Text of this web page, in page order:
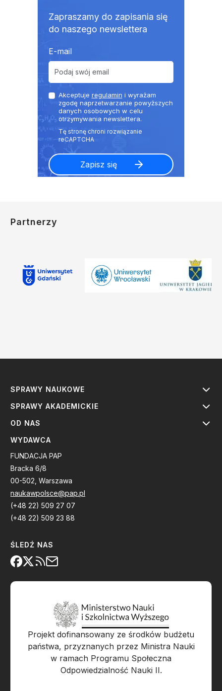
Zapraszamy do zapisania się
do naszego newslettera
E-mail
Akceptuje regulamin i wyrażam
zgodę naprzetwarzanie powyższych
danych osobowych w celu
otrzymywania newslettera.
Partnerzy
SPRAWY NAUKOWE
SPRAWY AKADEMICKIE
OD NAS
WYDAWCA
FUNDACJA PAP
Bracka 6/8
00-502, Warszawa
naukawpolsce@pap.pl
(+48 22) 509 27 07
(+48 22) 509 23 88
ŚLEDŹ NAS
Projekt dofinansowany ze środków budżetu
państwa, przyznanych przez Ministra Nauki
w ramach Programu Społeczna
Odpowiedzialność Nauki II.